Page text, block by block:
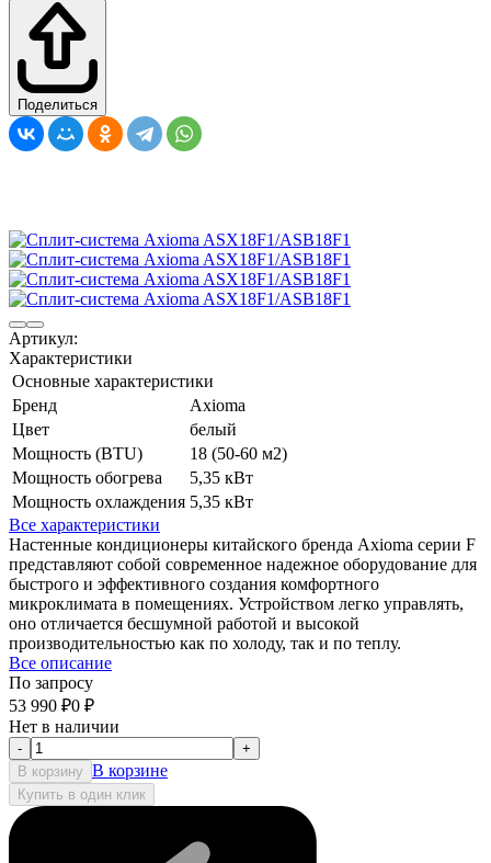
Поделиться
Артикул:
Характеристики
Основные характеристики
Бренд
Axioma
Цвет
белый
Мощность (BTU)
18 (50-60 м2)
Мощность обогрева
5,35 кВт
Мощность охлаждения 5,35 кВт
Все характеристики
Настенные кондиционеры китайского бренда Axioma серии F
представляют собой современное надежное оборудование для
быстрого и эффективного создания комфортного
микроклимата в помещениях. Устройством легко управлять,
оно отличается бесшумной работой и высокой
производительностью как по холоду, так и по теплу.
Все описание
По запросу
53 990 ₽0 ₽
Нет в наличии
-
+
В корзину В корзине
Купить в один клик